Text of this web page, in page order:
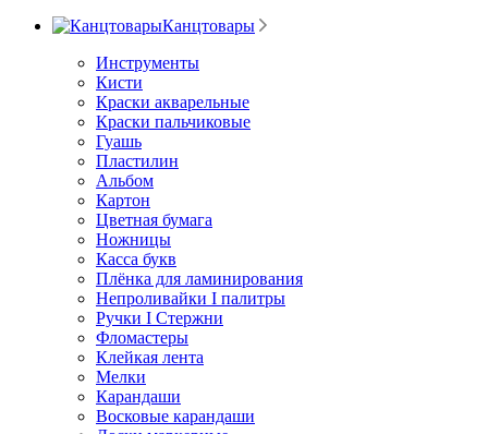
Канцтовары
Инструменты
Кисти
Краски акварельные
Краски пальчиковые
Гуашь
Пластилин
Альбом
Картон
Цветная бумага
Ножницы
Касса букв
Плёнка для ламинирования
Непроливайки I палитры
Ручки I Стержни
Фломастеры
Клейкая лента
Мелки
Карандаши
Восковые карандаши